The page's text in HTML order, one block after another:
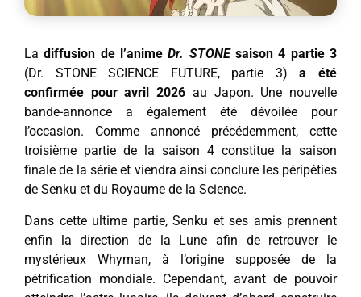
Ladiffusion de l’animeDr. STONEsaison 4 partie 3
(Dr. STONE SCIENCE FUTURE, partie 3)a été
confirmée pour avril 2026 au Japon. Une nouvelle
bande-annonce a également été dévoilée pour
l’occasion. Comme annoncé précédemment, cette
troisième partie de la saison 4 constitue la saison
finale de la série et viendra ainsi conclure les péripéties
de Senku et du Royaume de la Science.
Dans cette ultime partie, Senku et ses amis prennent
enfin la direction de la Lune afin de retrouver le
mystérieux Whyman, à l’origine supposée de la
pétrification mondiale. Cependant, avant de pouvoir